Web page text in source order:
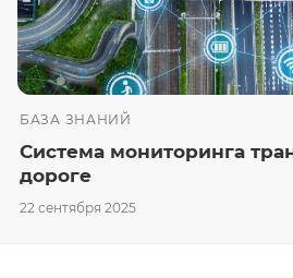
БАЗА ЗНАНИЙ
Система мониторинга
дороге
22 сентября 2025